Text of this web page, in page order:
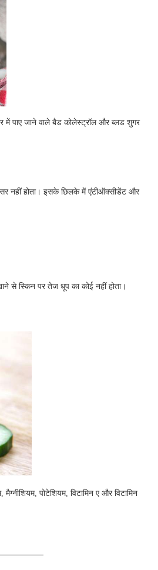
में पाए जाने वाले बैड कोलेस्ट्रॉल और ब्लड शुगर
नहीं होता। इसके छिलके में एंटीऑक्सीडेंट और
से स्किन पर तेज धूप का कोई नहीं होता।
पोटेशियम, विटामिन ए और विटामिन